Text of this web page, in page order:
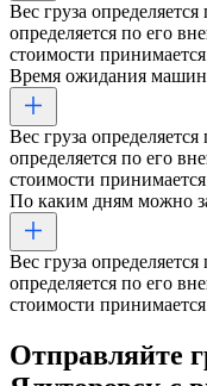
Вес груза
определяется по его
стоимости
Время ожидания
Вес груза
определяется по его
стоимости
По каким дням можно
Вес груза
определяется по его
стоимости
Отправляйте